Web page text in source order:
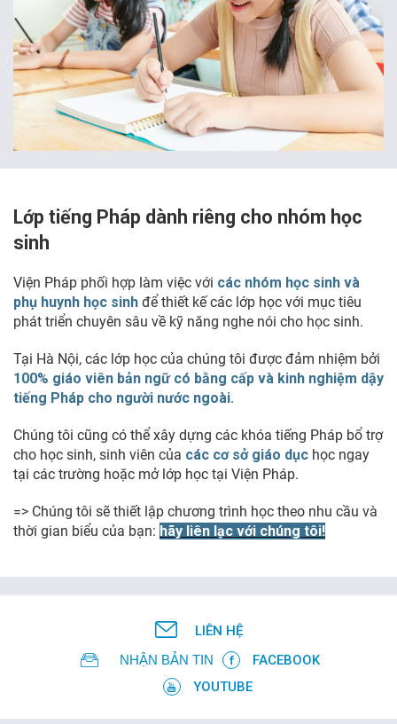
Lớp tiếng Pháp dành riêng cho nhóm học
sinh
Viện Pháp phối hợp làm việc với các nhóm học sinh và
phụ huynh học sinh để thiết kế các lớp học với mục tiêu
phát triển chuyên sâu về kỹ năng nghe nói cho học sinh.
Tại Hà Nội, các lớp học của chúng tôi được đảm nhiệm bởi
100% giáo viên bản ngữ có bằng cấp và kinh nghiệm dậy
tiếng Pháp cho người nước ngoài.
Chúng tôi cũng có thể xây dựng các khóa tiếng Pháp bổ trợ
cho học sinh, sinh viên của các cơ sở giáo dục học ngay
tại các trường hoặc mở lớp học tại Viện Pháp.
=> Chúng tôi sẽ thiết lập chương trình học theo nhu cầu và
thời gian biểu của bạn: hãy liên lạc với chúng tôi!
LIÊN HỆ
NHẬN BẢN TIN
FACEBOOK
YOUTUBE